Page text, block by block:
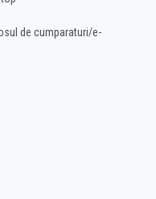
de cumparaturi/e-